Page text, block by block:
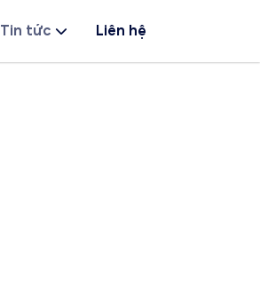
Tin tức Liên hệ